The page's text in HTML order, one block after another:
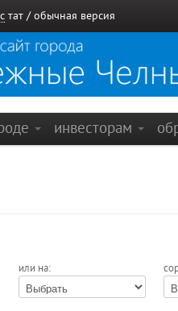
тат / обычная версия
инвесторам
или на: